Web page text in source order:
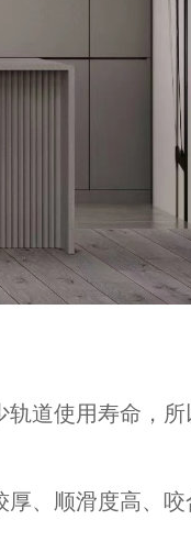
轨道使用寿命，所
厚、顺滑度高、咬